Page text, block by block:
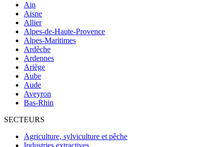
Ain
Aisne
Allier
Alpes-de-Haute-Provence
Alpes-Maritimes
Ardèche
Ardennes
Ariège
Aube
Aude
Aveyron
Bas-Rhin
SECTEURS
Agriculture, sylviculture et pêche
Industries extractives